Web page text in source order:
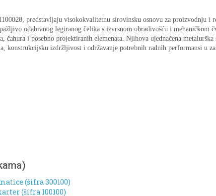
predstavljaju visokokvalitetnu sirovinsku osnovu za proizvodnju i
odabranog legiranog čelika s izvrsnom obradivošću i mehaničkom
i posebno projektiranih elemenata. Njihova ujednačena
konstrukcijsku izdržljivost i održavanje potrebnih radnih performansi u
(šifra 300100)
(šifra 100100)